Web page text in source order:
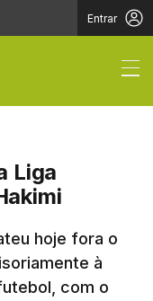
Entrar
Liga
hoje fora o
à
com o